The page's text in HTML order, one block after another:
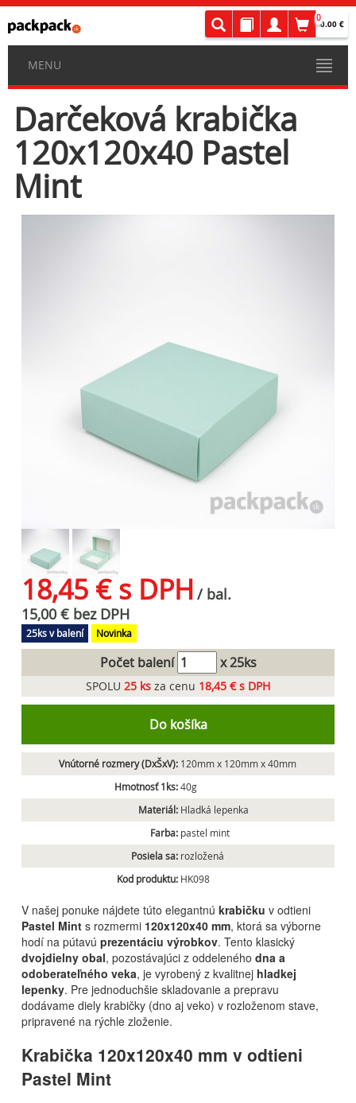
0
0.00 €
MENU
Darčeková krabička
120x120x40 Pastel
Mint
18,45 € s DPH / bal.
15,00 € bez DPH
25ks v balení Novinka
Počet balení x 25ks
SPOLU 25 ks za cenu 18,45 € s DPH
Do košíka
Vnútorné rozmery (DxŠxV): 120mm x 120mm x 40mm
Hmotnosť 1ks:40g
Materiál: Hladká lepenka
Farba: pastel mint
Posiela sa: rozložená
Kod produktu: HK098
V našej ponuke nájdete túto elegantnú krabičku v odtieni
Pastel Mint s rozmermi 120x120x40 mm, ktorá sa výborne
hodí na pútavú prezentáciu výrobkov. Tento klasický
dvojdielny obal, pozostávajúci z oddeleného dna a
odoberateľného veka, je vyrobený z kvalitnej hladkej
lepenky. Pre jednoduchšie skladovanie a prepravu
dodávame diely krabičky (dno aj veko) v rozloženom stave,
pripravené na rýchle zloženie.
Krabička 120x120x40 mm v odtieni
Pastel Mint